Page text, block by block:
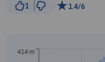
1 1.4/6
414 m